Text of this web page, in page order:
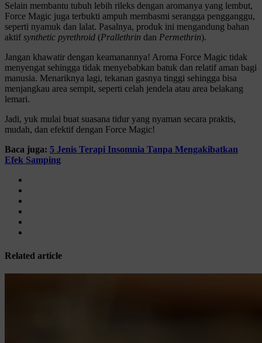
Selain membantu tubuh lebih rileks dengan aromanya yang lembut,
Force Magic juga terbukti ampuh membasmi serangga pengganggu,
seperti nyamuk dan lalat. Pasalnya, produk ini mengandung bahan
aktif synthetic pyrethroid (Prallethrin dan Permethrin).
Jangan khawatir dengan keamanannya! Aroma Force Magic tidak
menyengat sehingga tidak menyebabkan batuk dan relatif aman bagi
manusia. Menariknya lagi, tekanan gasnya tinggi sehingga bisa
menjangkau area sempit, seperti celah jendela atau area belakang
lemari.
Jadi, yuk mulai buat suasana tidur yang nyaman secara praktis,
mudah, dan efektif dengan Force Magic!
Baca juga: 5 Jenis Terapi Insomnia Tanpa Mengakibatkan
Efek Samping
Related article